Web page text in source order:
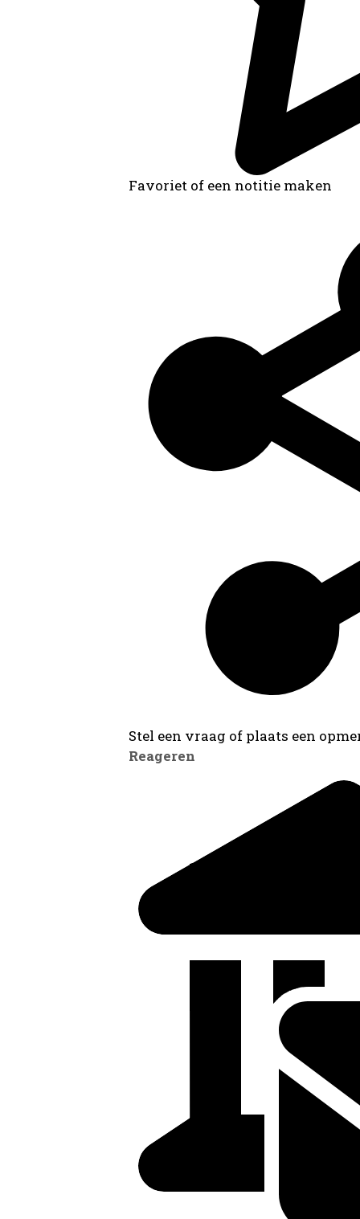
Favoriet of een notitie maken
Stel een vraag of plaats een
Reageren